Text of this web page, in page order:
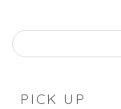
PICK UP